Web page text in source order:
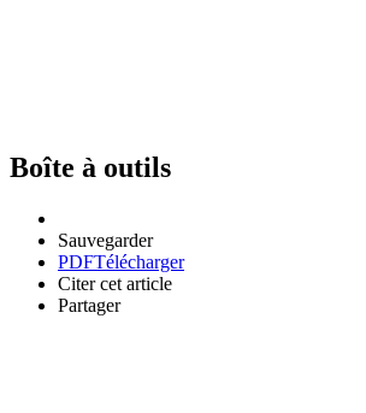
Boîte à outils
Sauvegarder
PDFTélécharger
Citer cet article
Partager